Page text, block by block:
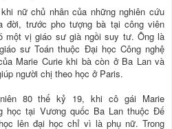
nữ chủ nhân của những nghiên cứu
đời, trước pho tượng bà tại công viên
một vị giáo sư già ngồi suy tư. Ông là
sư Toán thuộc Đại học Công nghệ
Marie Curie khi bà còn ở Ba Lan và
người chị theo học ở Paris.
80 thế kỷ 19, khi cô gái Marie
học tại Vương quốc Ba Lan thuộc Đế
lên đại học chỉ vì là phụ nữ. Trong